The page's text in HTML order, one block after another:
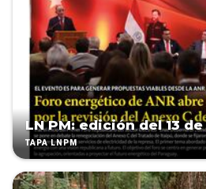
LN PM: edición del 13
TAPA LNPM